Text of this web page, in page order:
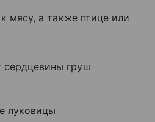
мясу, а также птице или
сердцевины груш
луковицы